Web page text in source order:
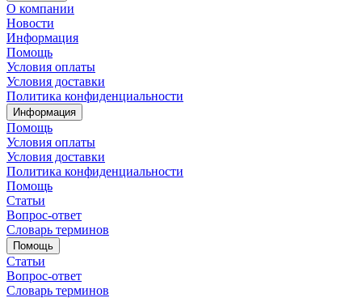
О компании
Новости
Информация
Помощь
Условия оплаты
Условия доставки
Политика конфиденциальности
Информация
Помощь
Условия оплаты
Условия доставки
Политика конфиденциальности
Помощь
Статьи
Вопрос-ответ
Словарь терминов
Помощь
Статьи
Вопрос-ответ
Словарь терминов